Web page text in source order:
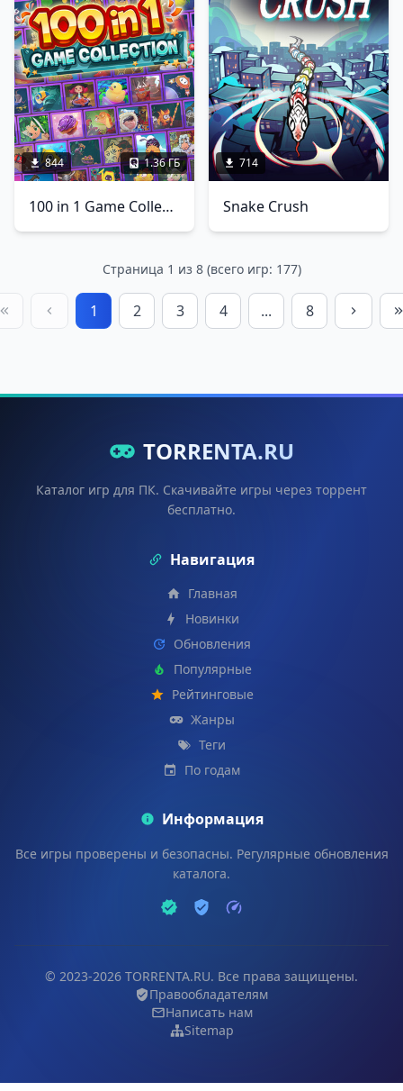
844 1.36 ГБ
100 in 1 Game Collection
714
Snake Crush
Страница 1 из 8 (всего игр: 177)
1 2 3 4 ... 8
TORRENTA.RU
Каталог игр для ПК. Скачивайте игры через торрент
бесплатно.
Навигация
Главная
Новинки
Обновления
Популярные
Рейтинговые
Жанры
Теги
По годам
Информация
Все игры проверены и безопасны. Регулярные обновления
каталога.
© 2023-2026 TORRENTA.RU. Все права защищены.
Правообладателям
Написать нам
Sitemap